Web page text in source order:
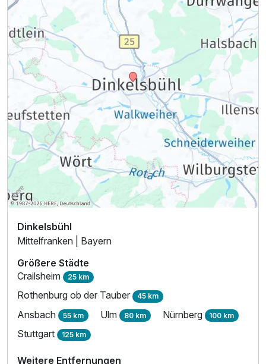
Dinkelsbühl
Mittelfranken | Bayern
Größere Städte
Crailsheim 25 km
Rothenburg ob der Tauber 45 km
Ansbach 55 km Ulm 80 km Nürnberg 100 km
Stuttgart 125 km
Weitere Entfernungen